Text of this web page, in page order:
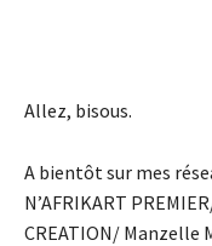
Allez, bisous.
A bientôt sur mes
N’AFRIKART
CREATION/